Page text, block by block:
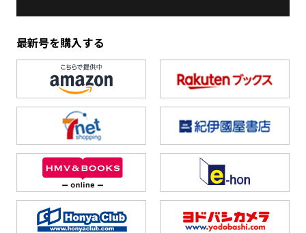
最新号を購入する